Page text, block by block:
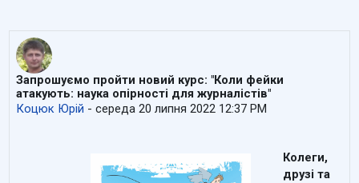
Запрошуємо пройти новий курс: "Коли фейки
атакують: наука опірності для журналістів"
Коцюк Юрій -середа 20 липня 2022 12:37 PM
Колеги,
друзі та